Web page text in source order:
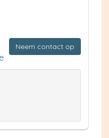
Neem contact op